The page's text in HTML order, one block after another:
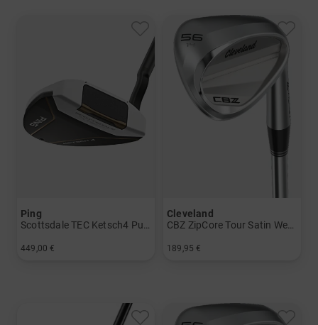
Ping
Scottsdale TEC Ketsch4 Putter
449,00 €
Cleveland
CBZ ZipCore Tour Satin Wedge
189,95 €